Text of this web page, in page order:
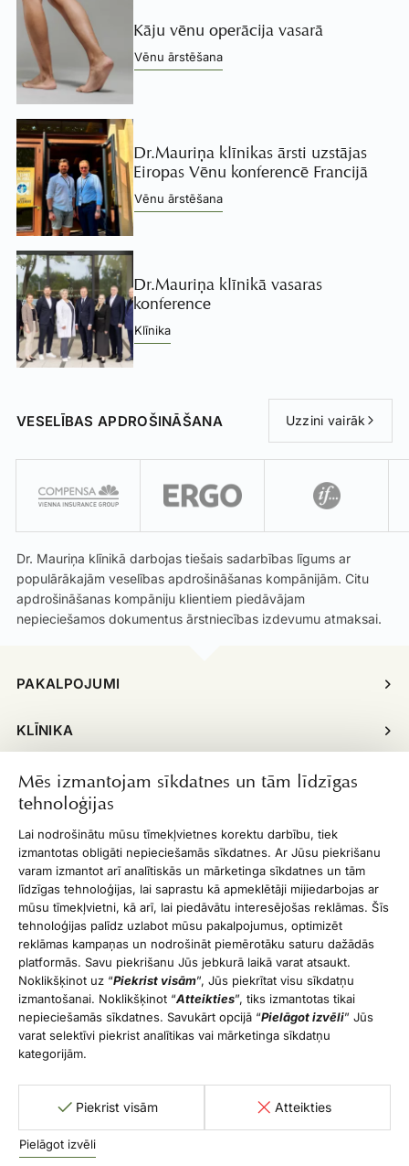
Mēs izmantojam sīkdatnes un tām līdzīgas
tehnoloģijas
Lai nodrošinātu mūsu tīmekļvietnes korektu darbību, tiek
izmantotas obligāti nepieciešamās sīkdatnes. Ar Jūsu piekrišanu
varam izmantot arī analītiskās un mārketinga sīkdatnes un tām
līdzīgas tehnoloģijas, lai saprastu kā apmeklētāji mijiedarbojas ar
mūsu tīmekļvietni, kā arī, lai piedāvātu interesējošas reklāmas. Šīs
tehnoloģijas palīdz uzlabot mūsu pakalpojumus, optimizēt
reklāmas kampaņas un nodrošināt piemērotāku saturu dažādās
platformās. Savu piekrišanu Jūs jebkurā laikā varat atsaukt.
Noklikšķinot uz “Piekrist visām”, Jūs piekrītat visu sīkdatņu
izmantošanai. Noklikšķinot “Atteikties”, tiks izmantotas tikai
nepieciešamās sīkdatnes. Savukārt opcijā “Pielāgot izvēli” Jūs
varat selektīvi piekrist analītikas vai mārketinga sīkdatņu
kategorijām.
Piekrist visām Atteikties
Pielāgot izvēli
Kāju vēnu operācija vasarā
Vēnu ārstēšana
Dr.Mauriņa klīnikas ārsti uzstājas
Eiropas Vēnu konferencē Francijā
Vēnu ārstēšana
Dr.Mauriņa klīnikā vasaras
konference
Klīnika
VESELĪBAS APDROŠINĀŠANA Uzzini vairāk
Dr. Mauriņa klīnikā darbojas tiešais sadarbības līgums ar
populārākajām veselības apdrošināšanas kompānijām. Citu
apdrošināšanas kompāniju klientiem piedāvājam
nepieciešamos dokumentus ārstniecības izdevumu atmaksai.
PAKALPOJUMI
KLĪNIKA
INFORMĀCIJA
DARBA LAIKS
KONTAKTI
© Copyright 2026 Dr. Mauriņa klīnika. Visi šajā vietnē
publicētie materiāli, ieskaitot, bet neaprobežojoties ar
tekstiem, attēliem, logotipiem, grafiku un dizainu, ir
aizsargātas ar autortiesībām. Šo materiālu jebkāda veida
reproducēšana, kopēšana, izplatīšana vai publicēšana bez
iepriekšējas rakstiskas atļaujas ir stingri aizliegta.
Privātuma politika